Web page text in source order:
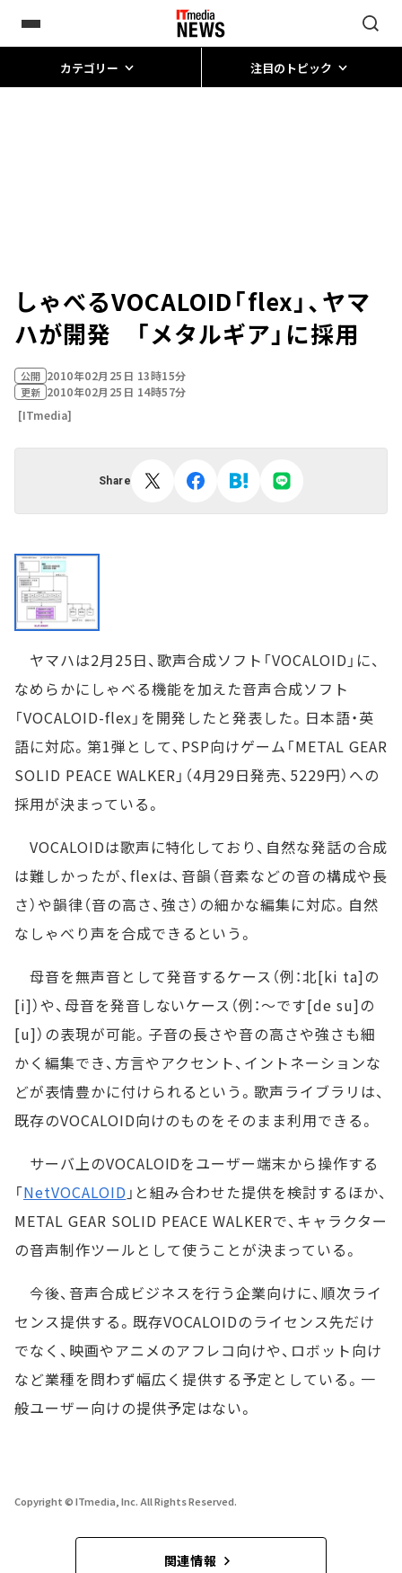
カテゴリー 注目のトピック
しゃべるVOCALOID「flex」、ヤマ
ハが開発 「メタルギア」に採用
公開 2010年02月25日 13時15分
更新 2010年02月25日 14時57分
[ITmedia]
Share
ヤマハは2月25日、歌声合成ソフト「VOCALOID」に、
なめらかにしゃべる機能を加えた音声合成ソフト
「VOCALOID-flex」を開発したと発表した。日本語・英
語に対応。第1弾として、PSP向けゲーム「METAL GEAR
SOLID PEACE WALKER」（4月29日発売、5229円）への
採用が決まっている。
VOCALOIDは歌声に特化しており、自然な発話の合成
は難しかったが、flexは、音韻（音素などの音の構成や長
さ）や韻律（音の高さ、強さ）の細かな編集に対応。自然
なしゃべり声を合成できるという。
母音を無声音として発音するケース（例：北[ki ta]の
[i]）や、母音を発音しないケース（例：～です[de su]の
[u]）の表現が可能。子音の長さや音の高さや強さも細
かく編集でき、方言やアクセント、イントネーションな
どが表情豊かに付けられるという。歌声ライブラリは、
既存のVOCALOID向けのものをそのまま利用できる。
サーバ上のVOCALOIDをユーザー端末から操作する
「NetVOCALOID 」と組み合わせた提供を検討するほか、
METAL GEAR SOLID PEACE WALKERで、キャラクター
の音声制作ツールとして使うことが決まっている。
今後、音声合成ビジネスを行う企業向けに、順次ライ
センス提供する。既存VOCALOIDのライセンス先だけ
でなく、映画やアニメのアフレコ向けや、ロボット向け
など業種を問わず幅広く提供する予定としている。一
般ユーザー向けの提供予定はない。
Copyright © ITmedia, Inc. All Rights Reserved.
関連情報